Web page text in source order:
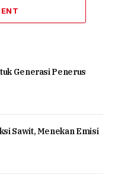
Generasi Penerus
Sawit, Menekan Emisi